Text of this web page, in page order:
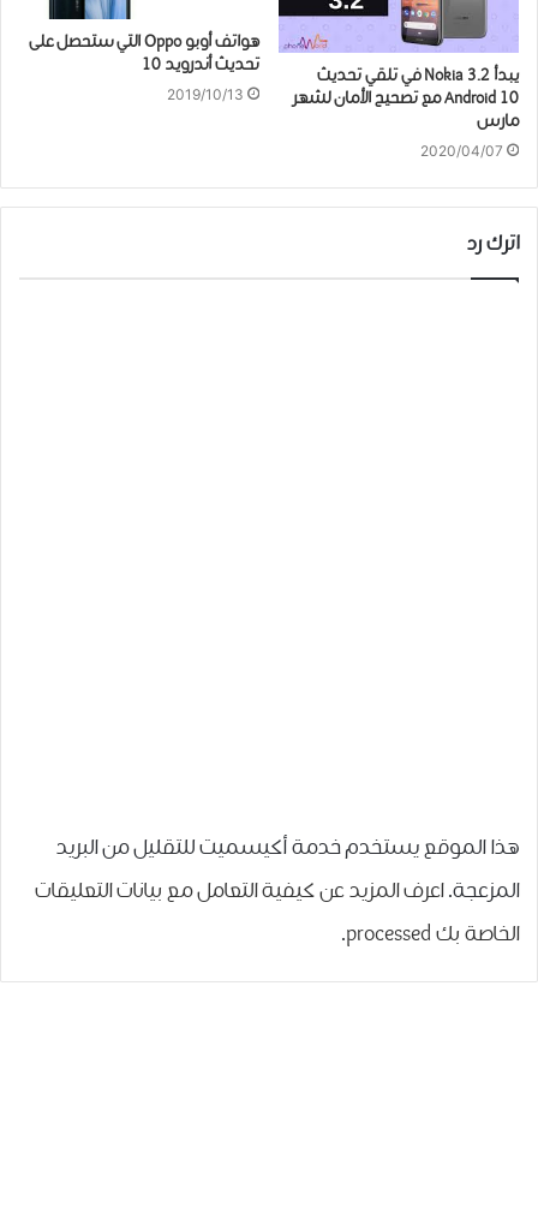
يبدأ Nokia 3.2 في تلقي تحديث
Android 10 مع تصحيح الأمان لشهر
مارس
2020/04/07
ﻫﻮﺍﺗﻒ ﺃﻭﺑﻮ Oppo اﻟﺘﻲ ﺳﺘﺤﺼﻞ ﻋﻠﻰ
تحديث ﺃﻧﺪﺭﻭﻳﺪ 10
2019/10/13
اترك رد
هذا الموقع يستخدم خدمة أكيسميت للتقليل من البريد
المزعجة.اعرف المزيد عن كيفية التعامل مع بيانات التعليقات
الخاصة بك processed
.